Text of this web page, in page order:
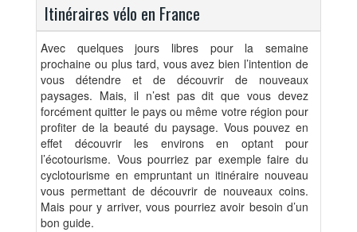
Itinéraires vélo en France
Avec quelques jours libres pour la semaine
prochaine ou plus tard, vous avez bien l’intention de
vous détendre et de découvrir de nouveaux
paysages. Mais, il n’est pas dit que vous devez
forcément quitter le pays ou même votre région pour
profiter de la beauté du paysage. Vous pouvez en
effet découvrir les environs en optant pour
l’écotourisme. Vous pourriez par exemple faire du
cyclotourisme en empruntant un itinéraire nouveau
vous permettant de découvrir de nouveaux coins.
Mais pour y arriver, vous pourriez avoir besoin d’un
bon guide.